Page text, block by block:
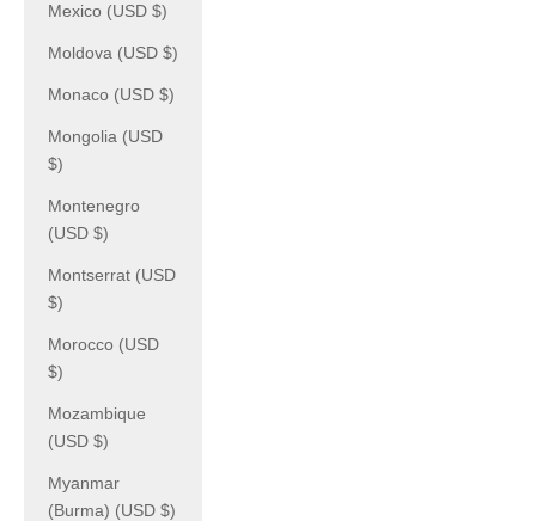
Mexico (USD $)
Moldova (USD $)
Monaco (USD $)
Mongolia (USD
$)
Montenegro
(USD $)
Montserrat (USD
$)
Morocco (USD
$)
Mozambique
(USD $)
Myanmar
(Burma) (USD $)